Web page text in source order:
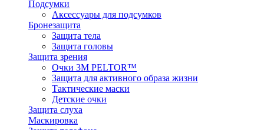
Подсумки
Аксессуары для подсумков
Бронезащита
Защита тела
Защита головы
Защита зрения
Очки 3М PELTOR™
Защита для активного образа жизни
Тактические маски
Детские очки
Защита слуха
Маскировка